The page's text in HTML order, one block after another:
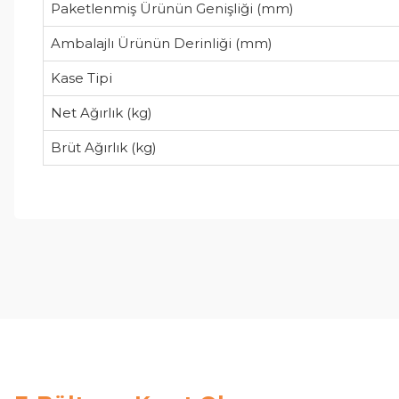
Paketlenmiş Ürünün Genişliği (mm)
Ambalajlı Ürünün Derinliği (mm)
Kase Tipi
Net Ağırlık (kg)
Brüt Ağırlık (kg)